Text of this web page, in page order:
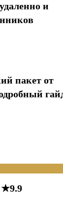
и
пакет от
★9.9